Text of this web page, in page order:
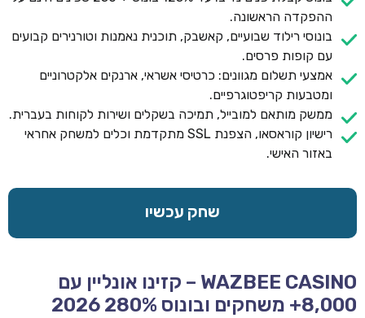
ההפקדה הראשונה.
בונוסי רילוד שבועיים, קאשבק, תוכנית נאמנות וטורנירים קבועים
עם קופות פרסים.
אמצעי תשלום מגוונים: כרטיסי אשראי, ארנקים אלקטרוניים
ומטבעות קריפטוגרפיים.
ממשק מותאם למובייל, תמיכה בשקלים ושירות לקוחות בעברית.
רישיון קוראסאו, הצפנת SSL מתקדמת וכלים למשחק אחראי
באזור האישי.
שחק עכשיו
WAZBEE CASINO – קזינו אונליין עם
8,000+ משחקים ובונוס 280% 2026